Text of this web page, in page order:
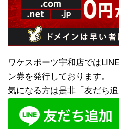
ワケスポーツ宇和店では
ン券を発行しております。
気になる方は是非「友だち